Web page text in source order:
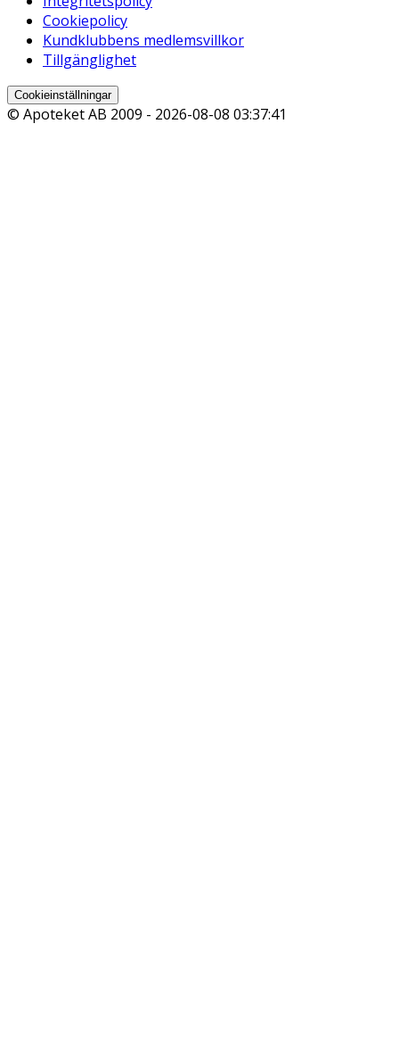
Cookiepolicy
Kundklubbens medlemsvillkor
Tillgänglighet
Cookieinställningar
© Apoteket AB 2009 - 2026-08-08 03:37:41